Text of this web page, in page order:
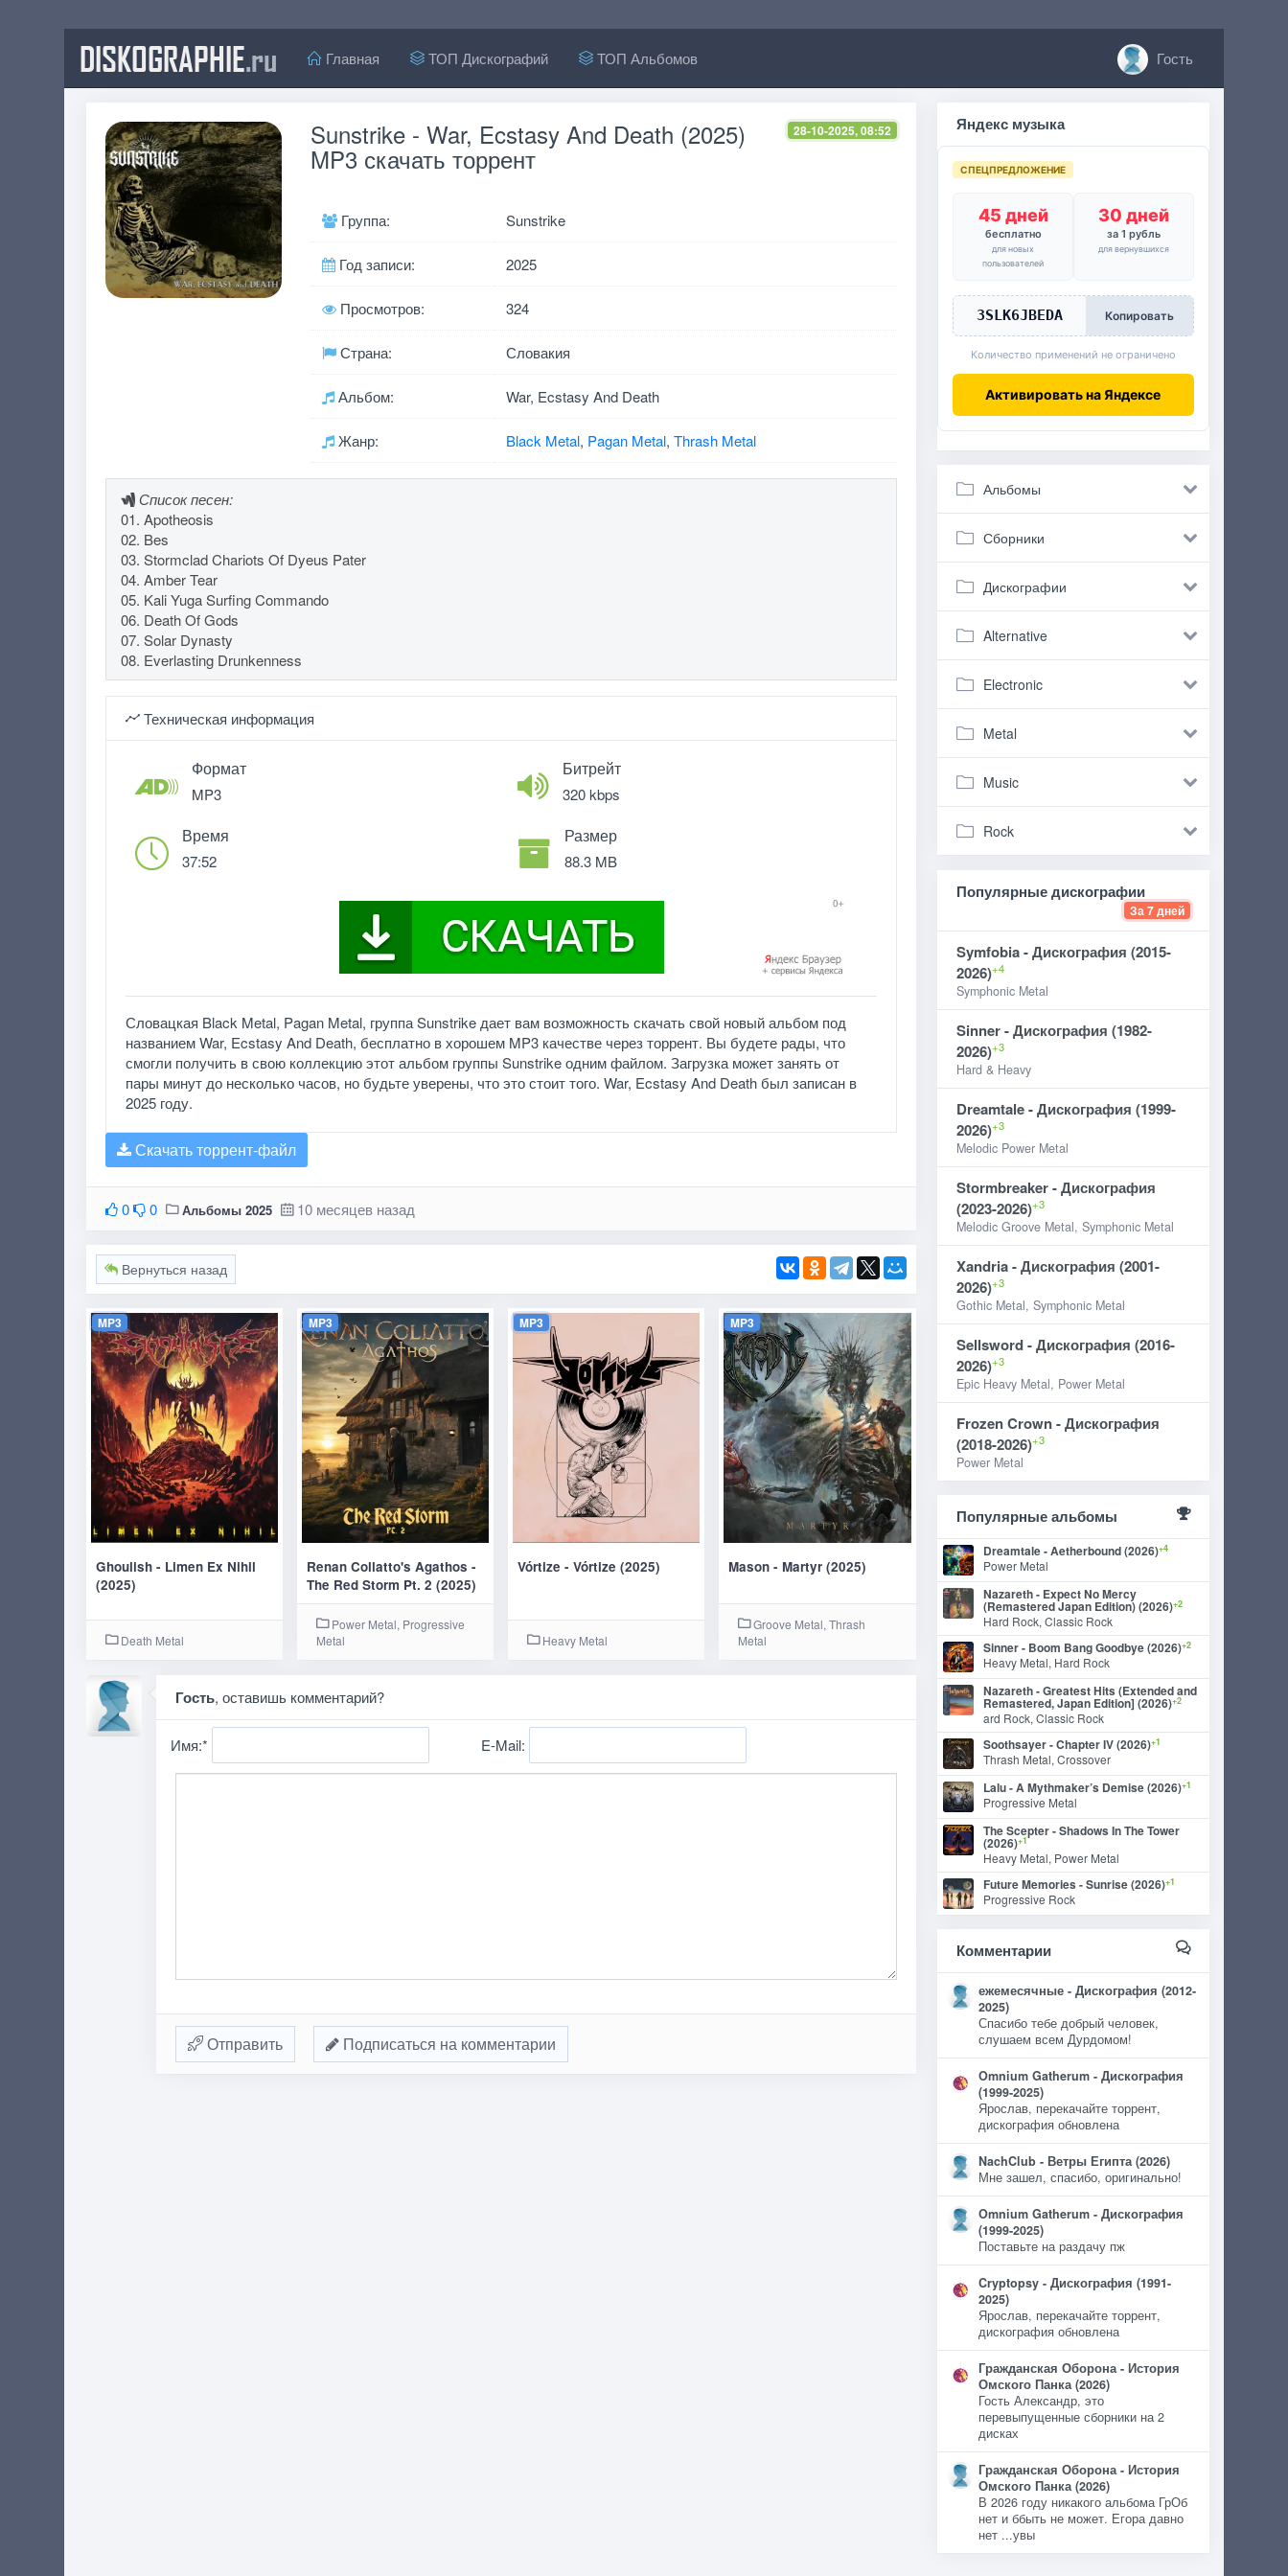
DISKOGRAPHIE.ru Главная ТОП Дискографий ТОП Альбомов Гость
28-10-2025, 08:52
Sunstrike - War, Ecstasy And Death (2025)
MP3 скачать торрент
Группа: Sunstrike
Год записи: 2025
Просмотров: 324
Страна: Словакия
Альбом: War, Ecstasy And Death
Жанр: Black Metal, Pagan Metal, Thrash Metal
Список песен:
01. Apotheosis
02. Bes
03. Stormclad Chariots Of Dyeus Pater
04. Amber Tear
05. Kali Yuga Surfing Commando
06. Death Of Gods
07. Solar Dynasty
08. Everlasting Drunkenness
Техническая информация
Формат
MP3
Битрейт
320 kbps
Время
37:52
Размер
88.3 MB
Словацкая Black Metal, Pagan Metal, группа Sunstrike дает вам возможность скачать свой новый альбом под
названием War, Ecstasy And Death, бесплатно в хорошем MP3 качестве через торрент. Вы будете рады, что
смогли получить в свою коллекцию этот альбом группы Sunstrike одним файлом. Загрузка может занять от
пары минут до несколько часов, но будьте уверены, что это стоит того. War, Ecstasy And Death был записан в
2025 году.
Скачать торрент-файл
0 0 Альбомы 2025 10 месяцев назад
Вернуться назад
MP3
Ghoulish - Limen Ex Nihil
(2025)
Death Metal
MP3
Renan Collatto's Agathos -
The Red Storm Pt. 2 (2025)
Power Metal, Progressive
Metal
MP3
Vórtize - Vórtize (2025)
Heavy Metal
MP3
Mason - Martyr (2025)
Groove Metal, Thrash
Metal
Гость, оставишь комментарий?
Имя:* E-Mail:
Отправить Подписаться на комментарии
Яндекс музыка
СПЕЦПРЕДЛОЖЕНИЕ
45 дней
бесплатно
для новых
пользователей
30 дней
за 1 рубль
для вернувшихся
3SLK6JBEDA Копировать
Количество применений не ограничено
Активировать на Яндексе
Альбомы
Сборники
Дискографии
Alternative
Electronic
Metal
Music
Rock
Популярные дискографии
За 7 дней
Symfobia - Дискография (2015-
2026)+4
Symphonic Metal
Sinner - Дискография (1982-
2026)+3
Hard & Heavy
Dreamtale - Дискография (1999-
2026)+3
Melodic Power Metal
Stormbreaker - Дискография
(2023-2026)+3
Melodic Groove Metal, Symphonic Metal
Xandria - Дискография (2001-
2026)+3
Gothic Metal, Symphonic Metal
Sellsword - Дискография (2016-
2026)+3
Epic Heavy Metal, Power Metal
Frozen Crown - Дискография
(2018-2026)+3
Power Metal
Популярные альбомы
Dreamtale - Aetherbound (2026)+4
Power Metal
Nazareth - Expect No Mercy
(Remastered Japan Edition) (2026)+2
Hard Rock, Classic Rock
Sinner - Boom Bang Goodbye (2026)+2
Heavy Metal, Hard Rock
Nazareth - Greatest Hits (Extended and
Remastered, Japan Edition] (2026)+2
ard Rock, Classic Rock
Soothsayer - Chapter IV (2026)+1
Thrash Metal, Crossover
Lalu - A Mythmaker’s Demise (2026)+1
Progressive Metal
The Scepter - Shadows In The Tower
(2026)+1
Heavy Metal, Power Metal
Future Memories - Sunrise (2026)+1
Progressive Rock
Комментарии
ежемесячные - Дискография (2012-
2025)
Спасибо тебе добрый человек,
слушаем всем Дурдомом!
Omnium Gatherum - Дискография
(1999-2025)
Ярослав, перекачайте торрент,
дискография обновлена
NachClub - Ветры Египта (2026)
Мне зашел, спасибо, оригинально!
Omnium Gatherum - Дискография
(1999-2025)
Поставьте на раздачу пж
Cryptopsy - Дискография (1991-
2025)
Ярослав, перекачайте торрент,
дискография обновлена
Гражданская Оборона - История
Омского Панка (2026)
Гость Александр, это
перевыпущенные сборники на 2
дисках
Гражданская Оборона - История
Омского Панка (2026)
В 2026 году никакого альбома ГрОб
нет и ббыть не может. Егора давно
нет ...увы